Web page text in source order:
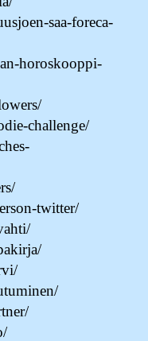
saa-foreca-
horoskooppi-
challenge/
twitter/